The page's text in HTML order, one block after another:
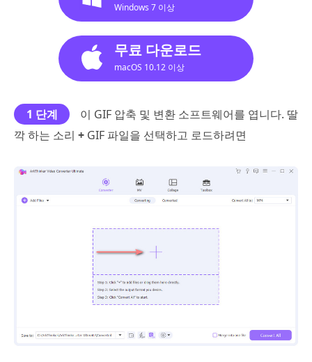
Windows 7 이상
무료 다운로드
macOS 10.12 이상
1 단계
이 GIF 압축 및 변환 소프트웨어를 엽니다. 딸
깍 하는 소리 + GIF 파일을 선택하고 로드하려면